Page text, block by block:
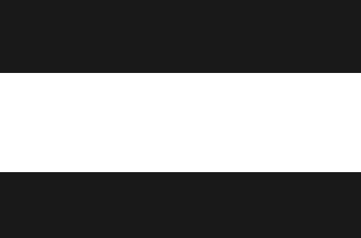
ACTORES